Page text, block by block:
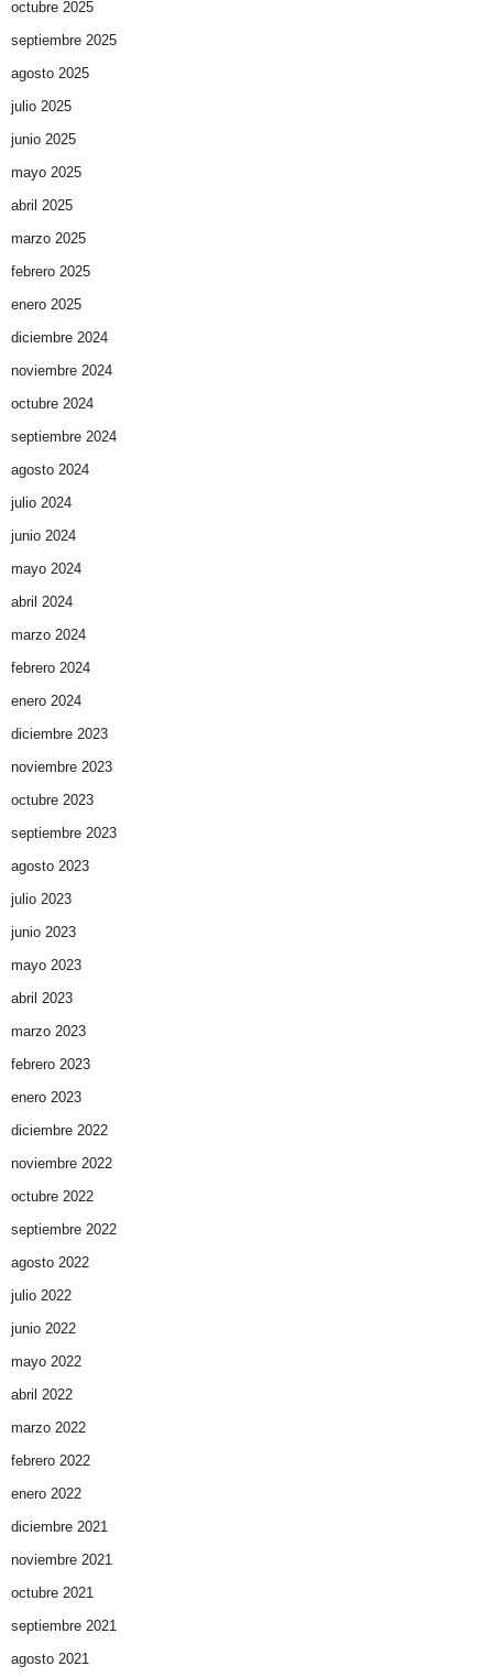
octubre 2025
septiembre 2025
agosto 2025
julio 2025
junio 2025
mayo 2025
abril 2025
marzo 2025
febrero 2025
enero 2025
diciembre 2024
noviembre 2024
octubre 2024
septiembre 2024
agosto 2024
julio 2024
junio 2024
mayo 2024
abril 2024
marzo 2024
febrero 2024
enero 2024
diciembre 2023
noviembre 2023
octubre 2023
septiembre 2023
agosto 2023
julio 2023
junio 2023
mayo 2023
abril 2023
marzo 2023
febrero 2023
enero 2023
diciembre 2022
noviembre 2022
octubre 2022
septiembre 2022
agosto 2022
julio 2022
junio 2022
mayo 2022
abril 2022
marzo 2022
febrero 2022
enero 2022
diciembre 2021
noviembre 2021
octubre 2021
septiembre 2021
agosto 2021